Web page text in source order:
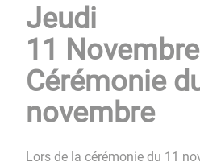
Jeudi
11
Cérémonie
novembre
Lors de la cérémonie du 11